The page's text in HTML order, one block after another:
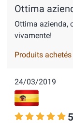
Ottima
Ottima azienda,
vivamente!
Produits achetés
24/03/2019